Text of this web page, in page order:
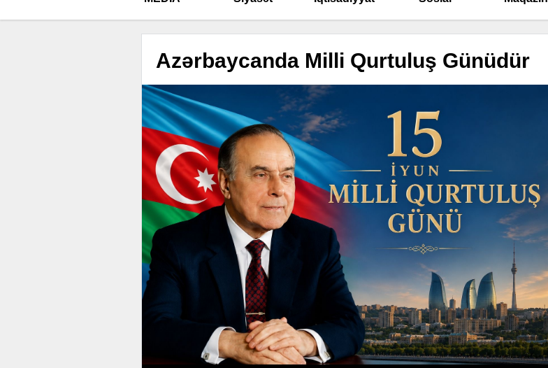
Azərbaycanda Milli Qurtuluş Günüdür